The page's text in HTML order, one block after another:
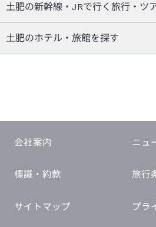
土肥の新幹線・JRで行く旅行・ツ
土肥のホテル・旅館を探す
会社案内 ニュ
標識・約款 旅行
サイトマップ プラ